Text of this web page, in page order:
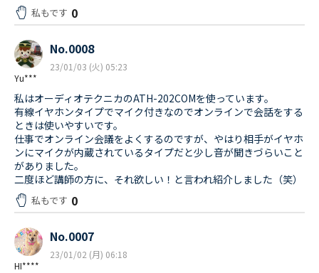
私もです 0
Yu***
No.0008
23/01/03 (火) 05:23
私はオーディオテクニカのATH-202COMを使っています。
有線イヤホンタイプでマイク付きなのでオンラインで会話をする
ときは使いやすいです。
仕事でオンライン会議をよくするのですが、やはり相手がイヤホ
ンにマイクが内蔵されているタイプだと少し音が聞きづらいこと
がありました。
二度ほど講師の方に、それ欲しい！と言われ紹介しました（笑）
私もです 0
HI****
No.0007
23/01/02 (月) 06:18